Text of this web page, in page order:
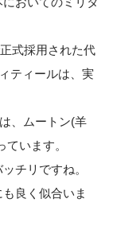
式採用された代
ティールは、実
、ムートン(羊
います。
チリですね。
良く似合いま